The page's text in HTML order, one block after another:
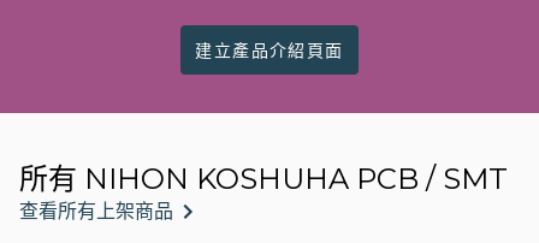
建立產品介紹頁面
所有 NIHON KOSHUHA PCB / SMT
查看所有上架商品